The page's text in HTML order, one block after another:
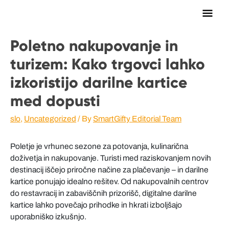
Main
Poletno nakupovanje in
turizem: Kako trgovci lahko
izkoristijo darilne kartice
med dopusti
slo, Uncategorized / BySmartGifty Editorial Team
Poletje je vrhunec sezone za potovanja, kulinarična
doživetja in nakupovanje. Turisti med raziskovanjem novih
destinacij iščejo priročne načine za plačevanje – in darilne
kartice ponujajo idealno rešitev. Od nakupovalnih centrov
do restavracij in zabaviščnih prizorišč, digitalne darilne
kartice lahko povečajo prihodke in hkrati izboljšajo
uporabniško izkušnjo.